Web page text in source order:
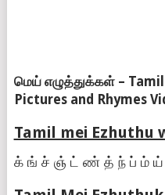
மெய் எழுத்துக்கள் –
Pictures and Rhymes
Tamil mei Ezhuthu
க் ங் ச் ஞ் ட் ண் த் ந் ப் ம்